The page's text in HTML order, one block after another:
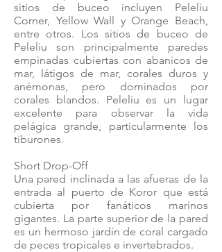
sitios de buceo incluyen Peleliu
Corner, Yellow Wall y Orange Beach,
entre otros. Los sitios de buceo de
Peleliu son principalmente paredes
empinadas cubiertas con abanicos de
mar, látigos de mar, corales duros y
anémonas, pero dominados por
corales blandos. Peleliu es un lugar
excelente para observar la vida
pelágica grande, particularmente los
tiburones.
Short Drop-Off
Una pared inclinada a las afueras de la
entrada al puerto de Koror que está
cubierta por fanáticos marinos
gigantes. La parte superior de la pared
es un hermoso jardín de coral cargado
de peces tropicales e invertebrados.